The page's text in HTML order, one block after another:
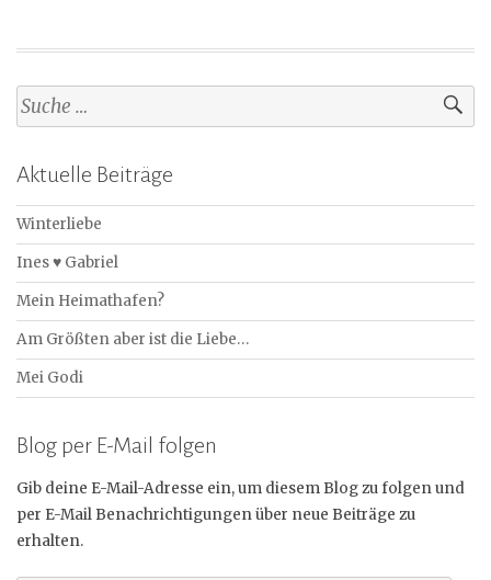
Aktuelle Beiträge
Winterliebe
Ines ♥ Gabriel
Mein Heimathafen?
Am Größten aber ist die Liebe…
Mei Godi
Blog per E-Mail folgen
Gib deine E-Mail-Adresse ein, um diesem Blog zu folgen und
per E-Mail Benachrichtigungen über neue Beiträge zu
erhalten.